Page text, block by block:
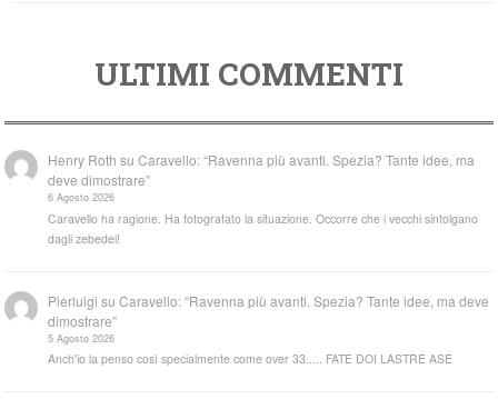
ULTIMI COMMENTI
Henry Roth suCaravello: “Ravenna più avanti. Spezia? Tante idee, ma
deve dimostrare”
6 Agosto 2026
Caravello ha ragione. Ha fotografato la situazione. Occorre che i vecchi sintolgano
dagli zebedei!
Pierluigi suCaravello: “Ravenna più avanti. Spezia? Tante idee, ma deve
dimostrare”
5 Agosto 2026
Anch'io la penso così specialmente come over 33..... FATE DOI LASTRE ASE